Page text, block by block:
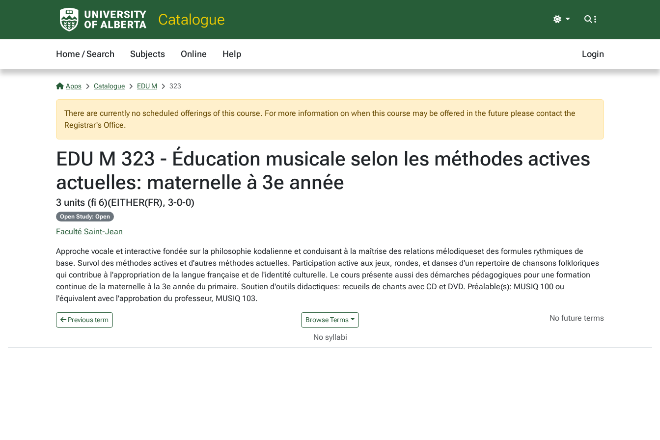
Catalogue Light
Home / Search Subjects Online Help Login
Apps Catalogue EDU M 323
There are currently no scheduled offerings of this course. For more information on when this course may be offered in the future please contact the
Registrar's Office.
EDU M 323 - Éducation musicale selon les méthodes actives
actuelles: maternelle à 3e année
3 units (fi 6)(EITHER(FR), 3-0-0)
Open Study: Open
Faculté Saint-Jean
Approche vocale et interactive fondée sur la philosophie kodalienne et conduisant à la maîtrise des relations mélodiqueset des formules rythmiques de
base. Survol des méthodes actives et d'autres méthodes actuelles. Participation active aux jeux, rondes, et danses d'un repertoire de chansons folkloriques
qui contribue à l'appropriation de la langue française et de l'identité culturelle. Le cours présente aussi des démarches pédagogiques pour une formation
continue de la maternelle à la 3e année du primaire. Soutien d'outils didactiques: recueils de chants avec CD et DVD. Préalable(s): MUSIQ 100 ou
l'équivalent avec l'approbation du professeur, MUSIQ 103.
Previous term Browse Terms No future terms
No syllabi